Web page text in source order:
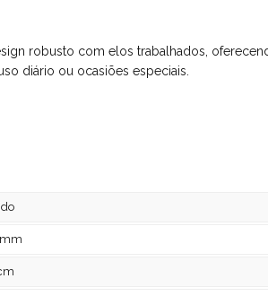
robusto com elos trabalhados,
diário ou ocasiões especiais.